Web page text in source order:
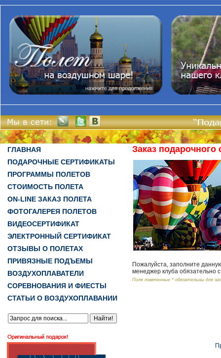
ГЛАВНАЯ
ПОДАРОЧНЫЕ СЕРТИФИКАТЫ
ПРОГРАММЫ ПОЛЕТОВ
СТОИМОСТЬ ПОЛЕТА
ON-LINE ЗАКАЗ ПОЛЕТА
ФОТОГАЛЕРЕЯ ПОЛЕТОВ
ВИДЕОСЕРТИФИКАТ
ЭЛЕКТРОННЫЙ СЕРТИФИКАТ
ОТЗЫВЫ О ПОЛЕТАХ
ПРИВЯЗНЫЕ ПОДЪЕМЫ
ВОЗДУХОПЛАВАТЕЛИ
СОРЕВНОВАНИЯ И ФИЕСТЫ
СТАТЬИ О ВОЗДУХОПЛАВАНИИ
Заказ подарочного
Пожалуйста, заполните
менеджер клуба обязательно
Поля помеченные * обязательны для